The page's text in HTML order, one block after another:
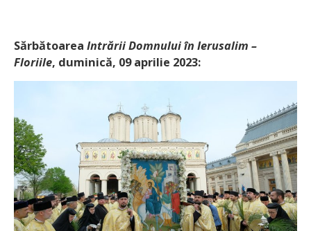
Sărbătoarea Intrării Domnului în Ierusalim –
Floriile, duminică, 09 aprilie 2023: